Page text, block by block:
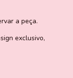
a peça.
exclusivo,